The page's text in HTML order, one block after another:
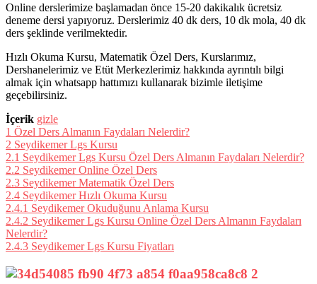
Online derslerimize başlamadan önce 15-20 dakikalık ücretsiz
deneme dersi yapıyoruz. Derslerimiz 40 dk ders, 10 dk mola, 40 dk
ders şeklinde verilmektedir.
Hızlı Okuma Kursu, Matematik Özel Ders, Kurslarımız,
Dershanelerimiz ve Etüt Merkezlerimiz hakkında ayrıntılı bilgi
almak için whatsapp hattımızı kullanarak bizimle iletişime
geçebilirsiniz.
İçerik gizle
1 Özel Ders Almanın Faydaları Nelerdir?
2 Seydikemer Lgs Kursu
2.1 Seydikemer Lgs Kursu Özel Ders Almanın Faydaları Nelerdir?
2.2 Seydikemer Online Özel Ders
2.3 Seydikemer Matematik Özel Ders
2.4 Seydikemer Hızlı Okuma Kursu
2.4.1 Seydikemer Okuduğunu Anlama Kursu
2.4.2 Seydikemer Lgs Kursu Online Özel Ders Almanın Faydaları
Nelerdir?
2.4.3 Seydikemer Lgs Kursu Fiyatları